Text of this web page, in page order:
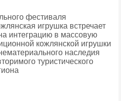
фестиваля
игрушка встречает
интеграцию в массовую
кожлянской игрушки
наследия
туристического